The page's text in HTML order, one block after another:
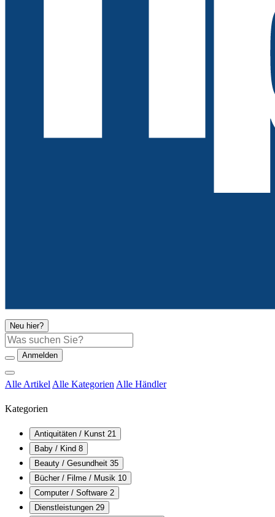
Neu hier?
Suche
Anmelden
Alle Artikel Alle Kategorien Alle Händler
Kategorien
Antiquitäten / Kunst 21
Baby / Kind 8
Beauty / Gesundheit 35
Bücher / Filme / Musik 10
Computer / Software 2
Dienstleistungen 29